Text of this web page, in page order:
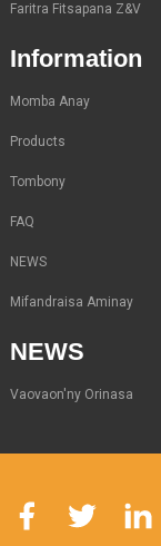
Faritra Fitsapana Z&V
Information
Momba Anay
Products
Tombony
FAQ
NEWS
Mifandraisa Aminay
NEWS
Vaovaon'ny Orinasa